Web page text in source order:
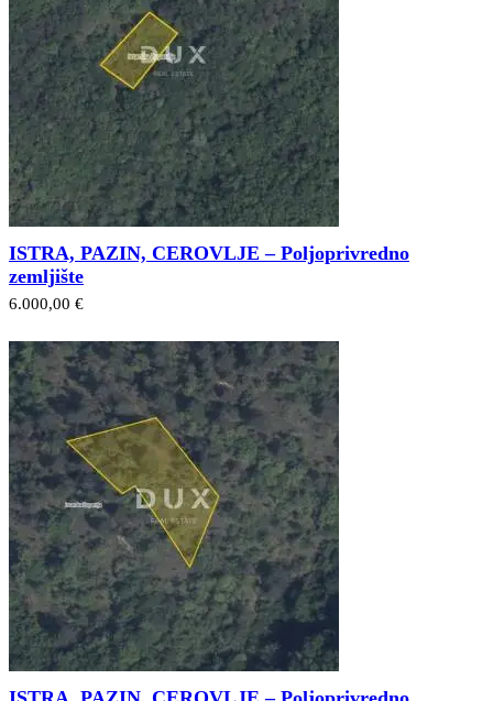
ISTRA, PAZIN, CEROVLJE – Poljoprivredno
zemljište
6.000,00 €